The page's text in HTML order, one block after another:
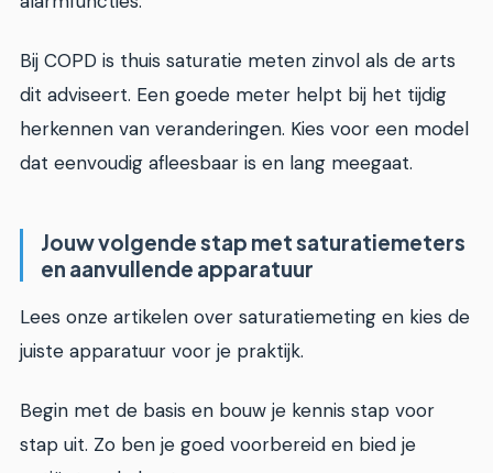
Bij COPD is thuis saturatie meten zinvol als de arts
dit adviseert. Een goede meter helpt bij het tijdig
herkennen van veranderingen. Kies voor een model
dat eenvoudig afleesbaar is en lang meegaat.
Jouw volgende stap met saturatiemeters
en aanvullende apparatuur
Lees onze artikelen over saturatiemeting en kies de
juiste apparatuur voor je praktijk.
Begin met de basis en bouw je kennis stap voor
stap uit. Zo ben je goed voorbereid en bied je